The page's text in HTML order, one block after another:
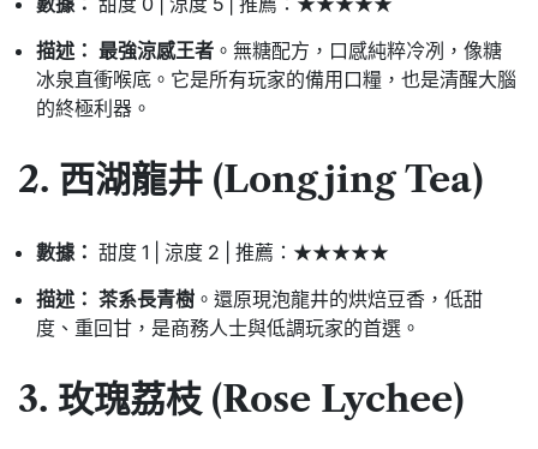
描述： 最強涼感王者 。無糖配方，口感純粹冷冽，像糖
冰泉直衝喉底。它是所有玩家的備用口糧，也是清醒大腦
的終極利器。
2. 西湖龍井 (Longjing Tea)
數據： 甜度 1 | 涼度 2 | 推薦：★★★★★
描述： 茶系長青樹 。還原現泡龍井的烘焙豆香，低甜
度、重回甘，是商務人士與低調玩家的首選。
3. 玫瑰荔枝 (Rose Lychee)